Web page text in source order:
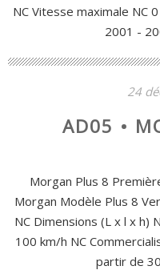
NC Vitesse maximale NC
2001 -
24
AD05 •
Morgan Plus 8
Morgan Modèle Plus 8
NC Dimensions (L x l x h)
100 km/h NC
partir de